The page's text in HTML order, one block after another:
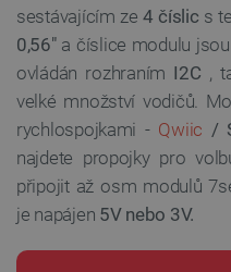
sestávajícím ze4 číslic s
0,56"a číslice modulu jsou
ovládán rozhraním I2C ,
velké množství vodičů.
rychlospojkami - Qwiic /
najdete propojky pro
připojit až osm modulů
je napájen 5V nebo 3V.